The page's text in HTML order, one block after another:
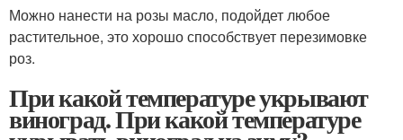
Можно нанести на розы масло, подойдет любое
растительное, это хорошо способствует перезимовке
роз.
При какой температуре укрывают
виноград. При какой температуре